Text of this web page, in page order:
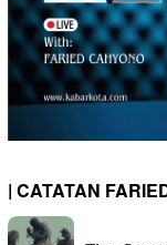
| CATATAN